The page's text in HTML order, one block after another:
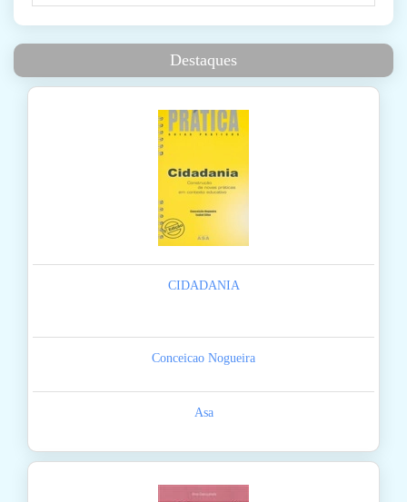
Destaques
CIDADANIA
Conceicao Nogueira
Asa